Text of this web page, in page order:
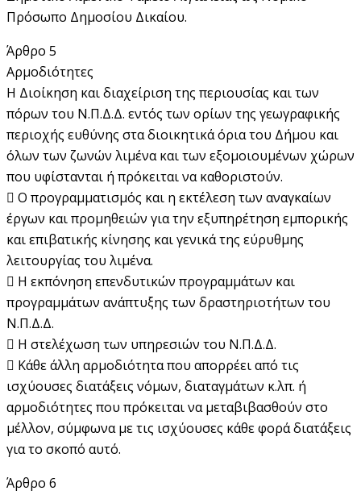
Πρόσωπο Δημοσίου Δικαίου.
Άρθρο 5
Αρμοδιότητες
Η Διοίκηση και διαχείριση της περιουσίας και των
πόρων του Ν.Π.Δ.Δ. εντός των ορίων της γεωγραφικής
περιοχής ευθύνης στα διοικητικά όρια του Δήμου και
όλων των ζωνών λιμένα και των εξομοιουμένων χώρων
που υφίστανται ή πρόκειται να καθοριστούν.
 Ο προγραμματισμός και η εκτέλεση των αναγκαίων
έργων και προμηθειών για την εξυπηρέτηση εμπορικής
και επιβατικής κίνησης και γενικά της εύρυθμης
λειτουργίας του λιμένα.
 Η εκπόνηση επενδυτικών προγραμμάτων και
προγραμμάτων ανάπτυξης των δραστηριοτήτων του
Ν.Π.Δ.Δ.
 Η στελέχωση των υπηρεσιών του Ν.Π.Δ.Δ.
 Κάθε άλλη αρμοδιότητα που απορρέει από τις
ισχύουσες διατάξεις νόμων, διαταγμάτων κ.λπ. ή
αρμοδιότητες που πρόκειται να μεταβιβασθούν στο
μέλλον, σύμφωνα με τις ισχύουσες κάθε φορά διατάξεις
για το σκοπό αυτό.
Άρθρο 6